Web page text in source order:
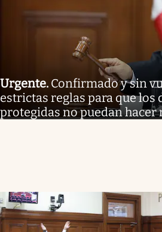
Urgente. Confirmado y sin
estrictas reglas para que los
protegidas no puedan hacer